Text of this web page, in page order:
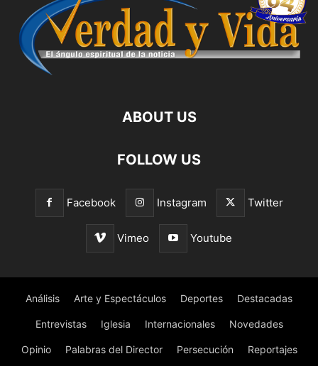
ABOUT US
FOLLOW US
Facebook Instagram Twitter
Vimeo Youtube
Análisis Arte y Espectáculos Deportes Destacadas
Entrevistas Iglesia Internacionales Novedades
Opinio Palabras del Director Persecución Reportajes